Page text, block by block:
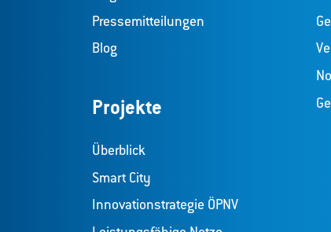
Pressemitteilungen
Blog
Projekte
Überblick
Smart City
Innovationstrategie ÖPNV